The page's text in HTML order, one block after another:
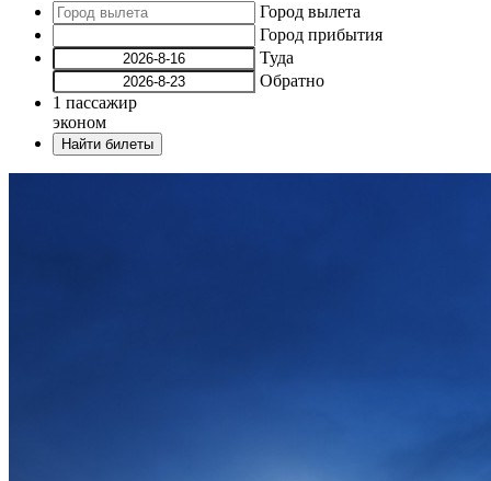
Город вылета
Город прибытия
Туда
Обратно
1 пассажир
эконом
Найти билеты